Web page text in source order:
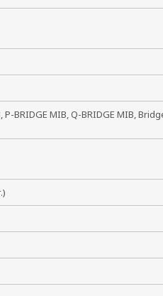
BRIDGE MIB, Q-BRIDGE MIB,